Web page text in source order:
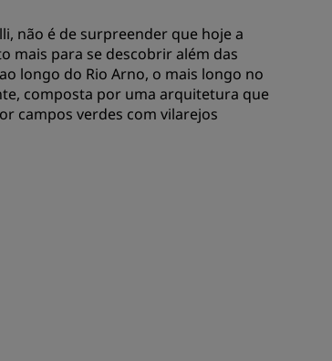
Viajante a trabalho
Hotéis no centro da cidade
Acesse nosso blog
não é de surpreender que hoje a
mais para se descobrir além das
longo do Rio Arno, o mais longo no
composta por uma arquitetura que
campos verdes com vilarejos